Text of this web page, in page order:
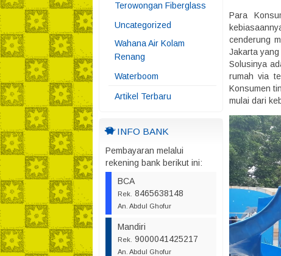
Terowongan Fiberglass
Uncategorized
Wahana Air Kolam
Renang
Waterboom
Artikel Terbaru
INFO BANK
Pembayaran melalui
rekening bank berikut ini:
BCA
Rek. 8465638148
An. Abdul Ghofur
Mandiri
Rek. 9000041425217
An. Abdul Ghofur
Para
cenderung
Jakarta
Solusinya
rumah via
Konsumen
mulai dari